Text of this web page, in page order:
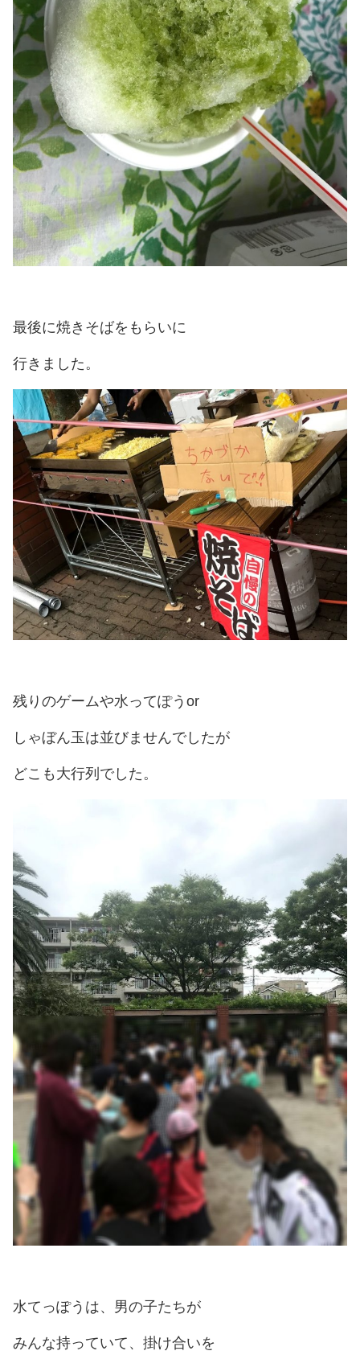
最後に焼きそばをもらいに
行きました。
残りのゲームや水ってぽうor
しゃぼん玉は並びませんでしたが
どこも大行列でした。
水てっぽうは、男の子たちが
みんな持っていて、掛け合いを